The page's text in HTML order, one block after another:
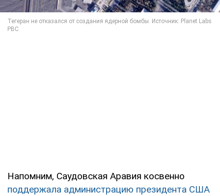
Напомним, Саудовская Аравия косвенно
поддержала администрацию президента США